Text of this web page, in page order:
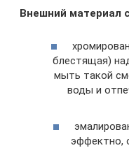
Внешний материал
блестящая)
мыть такой
воды и
эффектно,